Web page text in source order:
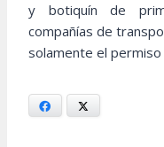
y botiquín de
compañías de
solamente el permiso
Facebook